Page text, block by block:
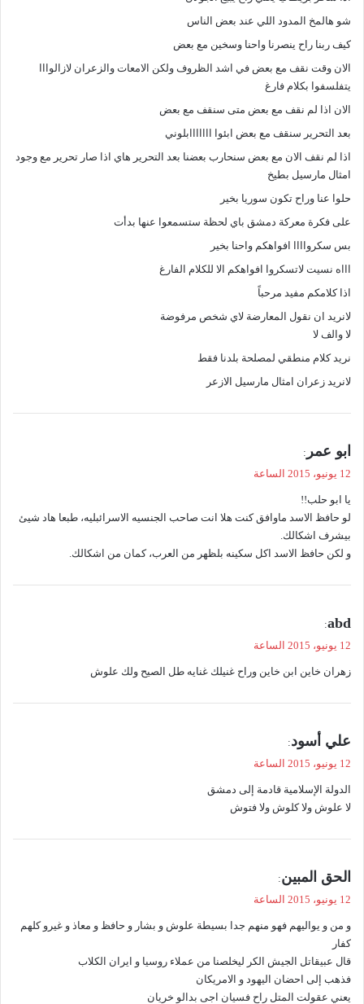
شو هالمخ المدود اللي عند بعض الناس
كيف ربنا راح ينصرنا واحنا وسخين مع بعض
الان وقت نقف مع بعض في اشد الظروف ولكن الامعات والزعران لازالوااا
يتفلسفوا بكلام فارغ
الان اذا لم نقف مع بعض متى سنقف مع بعض
بعد التحرير سنقف مع بعض ابئوا ااااااابلوني
اذا لم نقف الان مع بعض سنحارب بعضنا بعد التحرير هاي اذا صار تحرير مع وجود
امثال مارسيل بطيخ
حلوا عنا وراح تكون سوريا بخير
على فكرة معركة دمشق باي لحظة ستسمعوا عنها بدأت
بس سكرواااا افواهكم واحنا بخير
اااه نسيت لاتسكروا افواهكم الا للكلام الفارغ
اذا كلامكم مفيد مرحباً
لانريد ان نقول المعارضة لاي شخص مرفوضة
لا والف لا
نريد كلام منطقي لمصلحة بلدنا فقط
لانريد زعران امثال مارسيل الازعر
ي
ل
ابو عمر :
12 يونيو، 2015 الساعة
يا ابو حلب!!
لو حافظ الاسد ماوافق كنت هلا انت صاحب الجنسيه الاسرائبليه، طبعا هاد شيئ
بيشرف اشكالك.
و لكن حافظ الاسد اكل سكينه بلظهر من العرب، كمان من اشكالك.
ي
ل
abd
:
12 يونيو، 2015 الساعة
زهران خاين ابن خاين وراح غنيلك غنايه طل الصيح ولك علوش
ي
ل
علي أسود:
12 يونيو، 2015 الساعة
الدولة الإسلامية قادمة إلى دمشق
لا علوش ولا كلوش ولا فتوش
ي
ل
الحق المبين:
12 يونيو، 2015 الساعة
و من و يواليهم فهو منهم جدا بسيطة علوش و بشار و حافظ و معاذ و غيرو كلهم
كفار
قال عبيقاتل الجيش الكر ليخلصنا من عملاء روسيا و ايران الكلاب
فذهب إلى احضان اليهود و الامريكان
يعني عقولت المتل راح فسيان اجى بدالو خريان